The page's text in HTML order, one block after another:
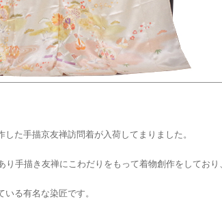
た手描京友禅訪問着が入荷してまりました。
手描き友禅にこわだりをもって着物創作をしており、
る有名な染匠です。